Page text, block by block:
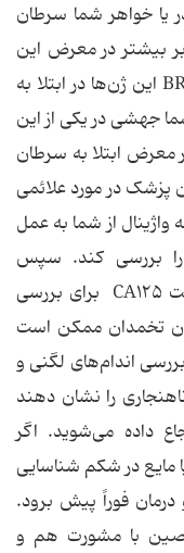
یا خواهر شما سرطان
بیشتر در معرض این
بیماری هستید. ژن‌های BRCA۱ ‌ و BRCA۲ این ژن‌ها در ابتلا به
جهشی در یکی از این
ابتلا به سرطان
در مورد علائمی
از شما به عمل
را بررسی کند. سپس
آزمایش‌های زیر انجام می‌شود: . یک تست CA۱۲۵ ‌ برای بررسی
تخمدان ممکن است
اندام‌های لگنی و
را نشان دهند
داده می‌شوید. اگر
در شکم شناسایی
فوراً پیش برود.
با مشورت هم و